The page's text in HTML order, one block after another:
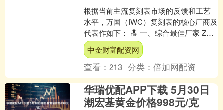
根据当前主流复刻表市场的反馈和工艺
水平，万国（IWC）复刻表的核心厂商及
代表作如下： 🔝 一、综合最佳厂家 ZF
厂（行业标杆） 核心优势：葡萄牙系列
（葡计、葡七....
中金财富配资网
查看：213 分类：倍加网配资
华瑞优配APP下载 5月30日
潮宏基黄金价格998元/克